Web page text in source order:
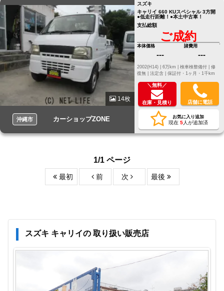
14枚
沖縄市 カーショップZONE
スズキ
キャリイ 660 KUスペシャル 3方開
●低走行距離！●本土中古車！
支払総額
ご成約
本体価格
---
諸費用
---
修
復無 | 法定含 | 保証付・1ヶ月・1千km
＼無料／
在庫・見積り 店舗に電話
お気に入り追加
現在 5人が追加済
1/1 ページ
最初 前 次 最後
スズキ キャリイの 取り扱い販売店